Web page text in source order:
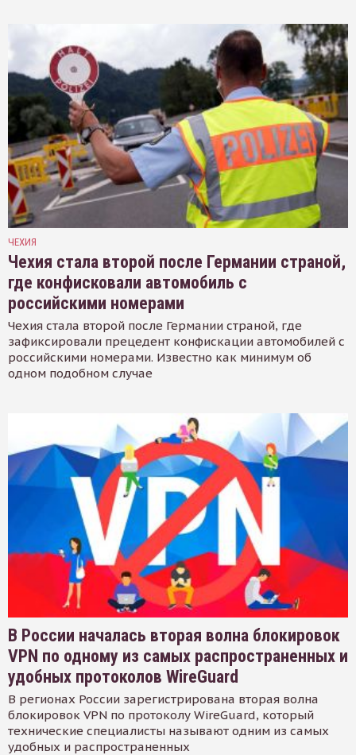
ЧЕХИЯ
Чехия стала второй после Германии страной,
где конфисковали автомобиль с
российскими номерами
Чехия стала второй после Германии страной, где
зафиксировали прецедент конфискации автомобилей с
российскими номерами. Известно как минимум об
одном подобном случае
В России началась вторая волна блокировок
VPN по одному из самых распространенных и
удобных протоколов WireGuard
В регионах России зарегистрирована вторая волна
блокировок VPN по протоколу WireGuard, который
технические специалисты называют одним из самых
удобных и распространенных